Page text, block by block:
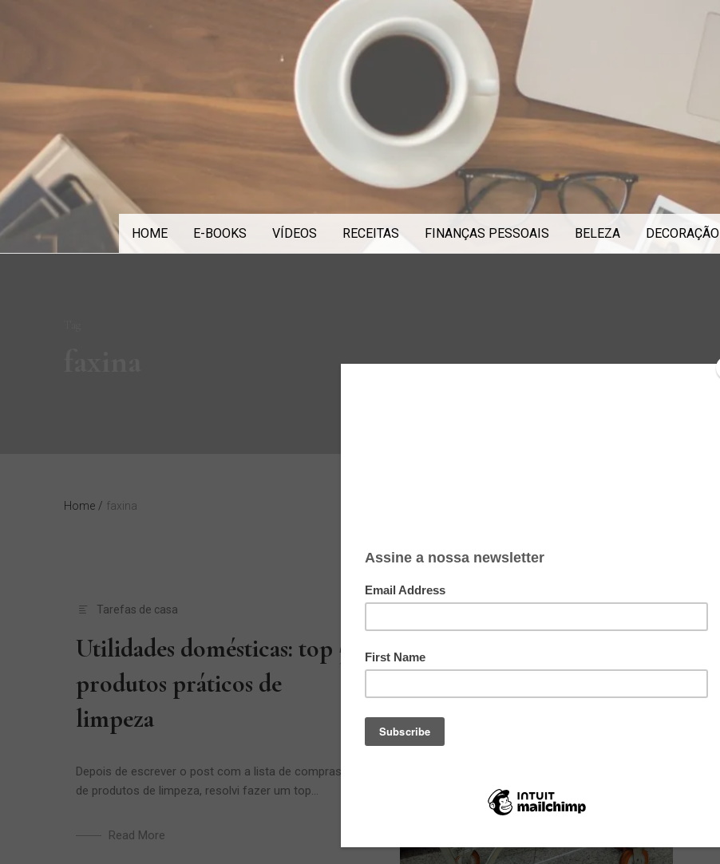
HOME E-BOOKS VÍDEOS RECEITAS FINANÇAS PESSOAIS BELEZA DECORAÇÃO
Home / faxina
Tarefas de casa
Utilidades domésticas: top 5
produtos práticos de
limpeza
Depois de escrever o post com a lista de compras
de produtos de limpeza, resolvi fazer um top...
Read More